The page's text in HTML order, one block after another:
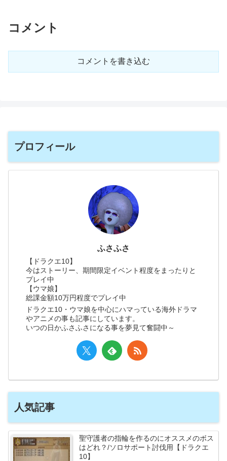
コメント
コメントを書き込む
プロフィール
ふさふさ
【ドラクエ10】
今はストーリー、期間限定イベント程度をまったりと
プレイ中
【ウマ娘】
総課金額10万円程度でプレイ中
ドラクエ10・ウマ娘を中心にハマっている海外ドラマ
やアニメの事も記事にしています。
いつの日かふさふさになる事を夢見て奮闘中～
人気記事
聖守護者の指輪を作るのにオススメのボス
はどれ？/ソロサポート討伐用【ドラクエ
10】